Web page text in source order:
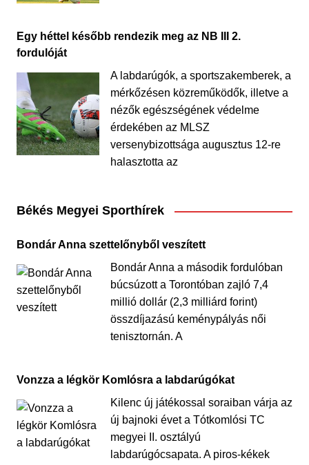
Egy héttel később rendezik meg az NB III 2.
fordulóját
A labdarúgók, a sportszakemberek, a
mérkőzésen közreműködők, illetve a
nézők egészségének védelme
érdekében az MLSZ
versenybizottsága augusztus 12-re
halasztotta az
Békés Megyei Sporthírek
Bondár Anna szettelőnyből veszített
Bondár Anna a második fordulóban
búcsúzott a Torontóban zajló 7,4
millió dollár (2,3 milliárd forint)
összdíjazású keménypályás női
tenisztornán. A
Vonzza a légkör Komlósra a labdarúgókat
Kilenc új játékossal soraiban várja az
új bajnoki évet a Tótkomlósi TC
megyei II. osztályú
labdarúgócsapata. A piros-kékek